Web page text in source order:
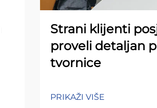
Strani klijenti
proveli detaljan
tvornice
PRIKAŽI VIŠE